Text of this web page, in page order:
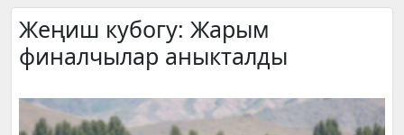
Жеңиш кубогу: Жарым
финалчылар аныкталды